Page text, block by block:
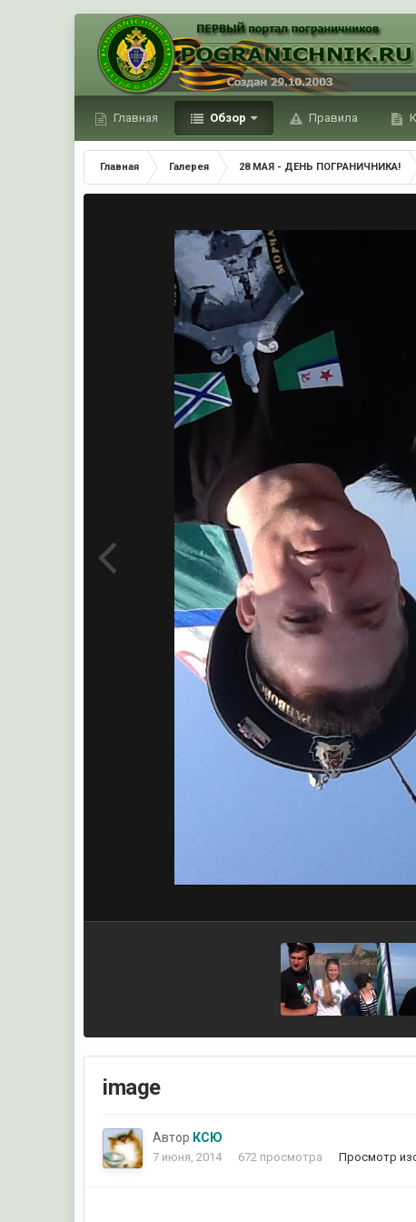
Главная Обзор Правила
Главная Галерея 28 МАЯ - ДЕНЬ ПОГРАНИЧНИКА!
image
Автор КСЮ
7 июня, 2014 672 просмотра Просмотр